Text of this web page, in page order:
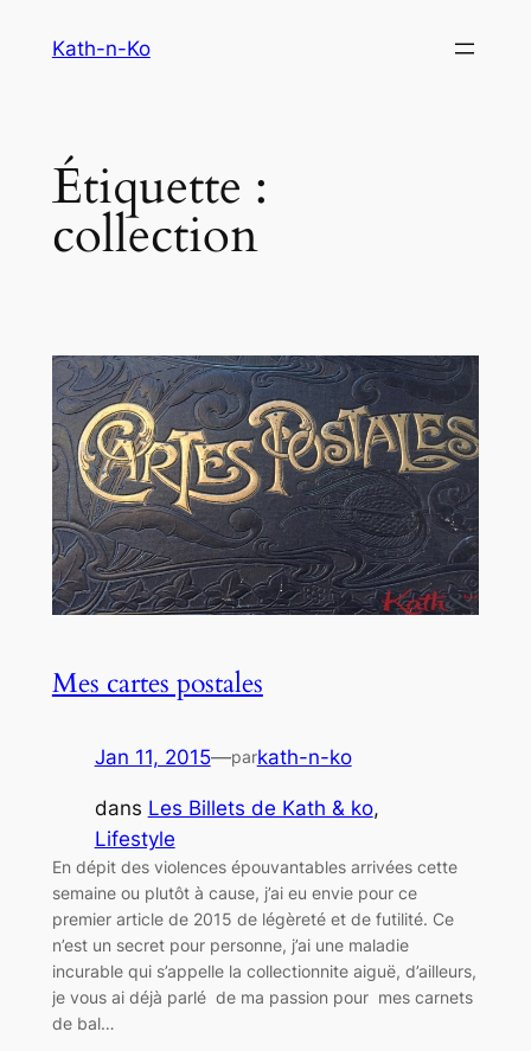
Kath-n-Ko
Étiquette :
collection
Mes cartes postales
Jan 11, 2015—parkath-n-ko
dans Les Billets de Kath & ko
Lifestyle
En dépit des violences épouvantables arrivées cette
semaine ou plutôt à cause, j’ai eu envie pour ce
premier article de 2015 de légèreté et de futilité. Ce
n’est un secret pour personne, j’ai une maladie
incurable qui s’appelle la collectionnite aiguë, d’ailleurs,
je vous ai déjà parlé de ma passion pour mes carnets
de bal…